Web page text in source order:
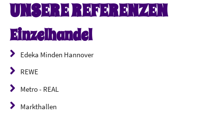
UNSERE REFERENZEN
Einzelhandel
Edeka Minden Hannover
REWE
Metro - REAL
Markthallen